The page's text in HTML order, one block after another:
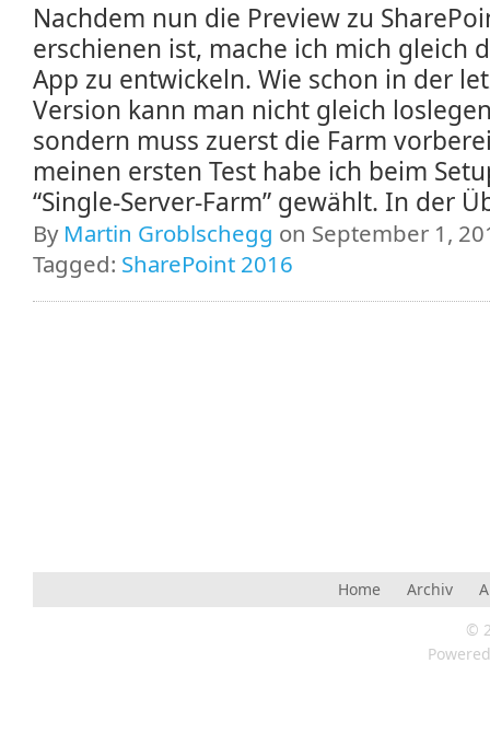
Nachdem nun die Preview zu
erschienen ist, mache ich mich gleich
App zu entwickeln. Wie schon in der
Version kann man nicht gleich
sondern muss zuerst die Farm
meinen ersten Test habe ich beim
“Single-Server-Farm” gewählt. In der
By Martin Groblschegg on September 1,
Tagged: SharePoint 2016
Home Archiv
©